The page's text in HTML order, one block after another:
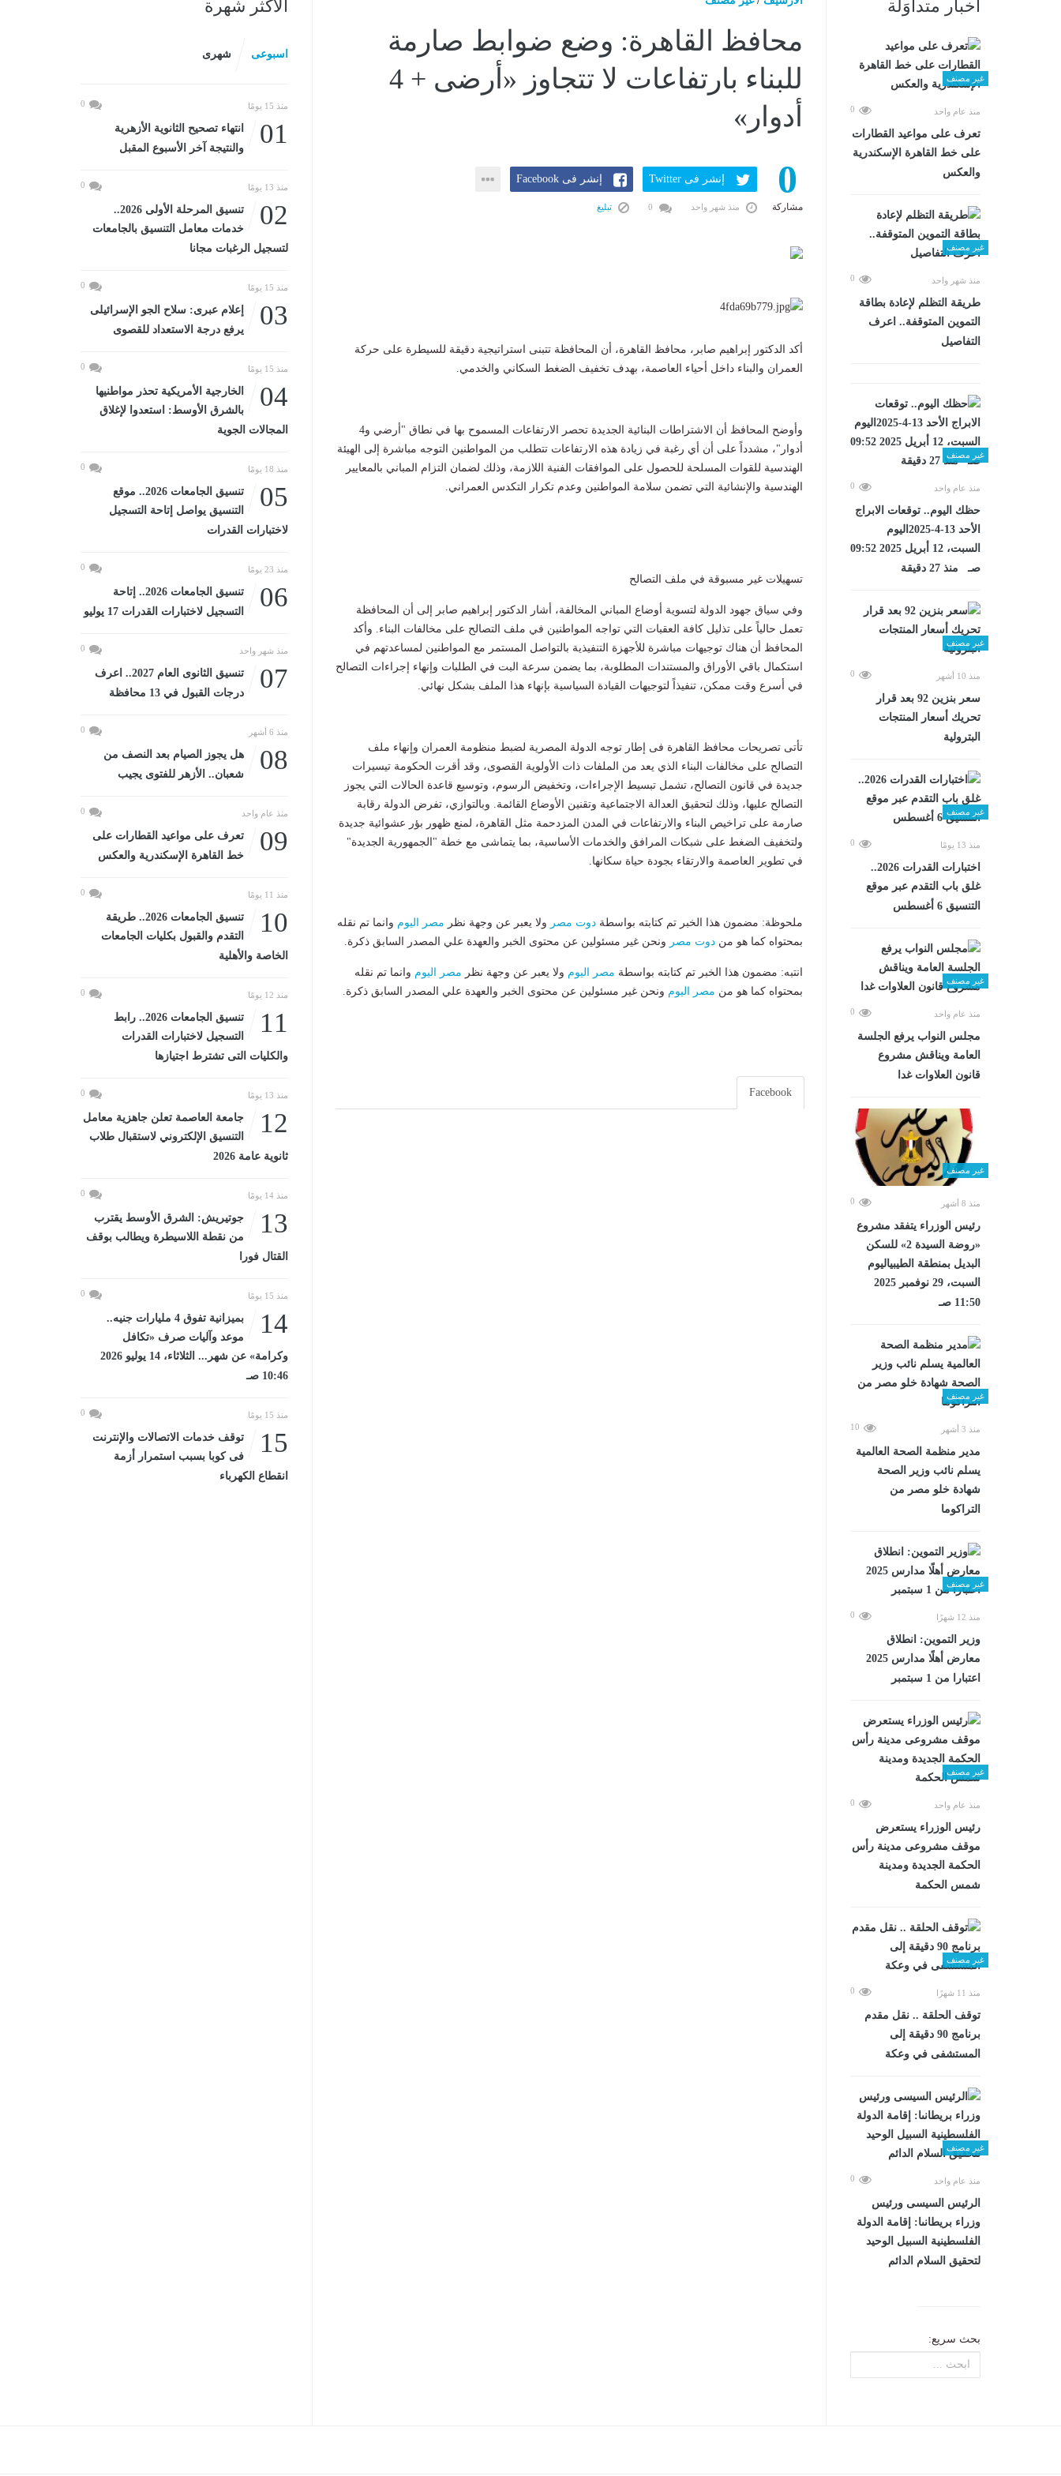
أخبار متداوَلة
غير مصنف
منذ عام واحد 0
تعرف على مواعيد القطارات
على خط القاهرة الإسكندرية
والعكس
غير مصنف
منذ شهر واحد 0
طريقة التظلم لإعادة بطاقة
التموين المتوقفة.. اعرف
التفاصيل
غير مصنف
منذ عام واحد 0
حظك اليوم.. توقعات الابراج
الأحد 13-4-2025اليوم
السبت، 12 أبريل 2025 09:52
صـ منذ 27 دقيقة
غير مصنف
منذ 10 أشهر 0
سعر بنزين 92 بعد قرار
تحريك أسعار المنتجات
البترولية
غير مصنف
منذ 13 يومًا 0
اختبارات القدرات 2026..
غلق باب التقدم عبر موقع
التنسيق 6 أغسطس
غير مصنف
منذ عام واحد 0
مجلس النواب يرفع الجلسة
العامة ويناقش مشروع
قانون العلاوات غدا
غير مصنف
منذ 8 أشهر 0
رئيس الوزراء يتفقد مشروع
«روضة السيدة 2» للسكن
البديل بمنطقة الطيبياليوم
السبت، 29 نوفمبر 2025
11:50 صـ
غير مصنف
منذ 3 أشهر 10
مدير منظمة الصحة العالمية
يسلم نائب وزير الصحة
شهادة خلو مصر من
التراكوما
غير مصنف
منذ 12 شهرًا 0
وزير التموين: انطلاق
معارض أهلًا مدارس 2025
اعتبارا من 1 سبتمبر
غير مصنف
منذ عام واحد 0
رئيس الوزراء يستعرض
موقف مشروعى مدينة رأس
الحكمة الجديدة ومدينة
شمس الحكمة
غير مصنف
منذ 11 شهرًا 0
توقف الحلقة .. نقل مقدم
برنامج 90 دقيقة إلى
المستشفى في وعكة
غير مصنف
منذ عام واحد 0
الرئيس السيسى ورئيس
وزراء بريطانىا: إقامة الدولة
الفلسطينية السبيل الوحيد
لتحقيق السلام الدائم
بحث سريع:
​محافظ القاهرة: وضع ضوابط صارمة
للبناء بارتفاعات لا تتجاوز «أرضى + 4
أدوار»
0
مشاركة
إنشر فى Twitter إنشر فى Facebook
منذ شهر واحد تبليغ
​أكد الدكتور إبراهيم صابر، محافظ القاهرة، أن المحافظة تتبنى استراتيجية دقيقة للسيطرة على حركة
العمران والبناء داخل أحياء العاصمة، بهدف تخفيف الضغط السكاني والخدمي.
وأوضح المحافظ أن الاشتراطات البنائية الجديدة تحصر الارتفاعات المسموح بها في نطاق "أرضي و4
أدوار"، مشدداً على أن أي رغبة في زيادة هذه الارتفاعات تتطلب من المواطنين التوجه مباشرة إلى الهيئة
الهندسية للقوات المسلحة للحصول على الموافقات الفنية اللازمة، وذلك لضمان التزام المباني بالمعايير
الهندسية والإنشائية التي تضمن سلامة المواطنين وعدم تكرار التكدس العمراني.
​تسهيلات غير مسبوقة في ملف التصالح
​وفي سياق جهود الدولة لتسوية أوضاع المباني المخالفة، أشار الدكتور إبراهيم صابر إلى أن المحافظة
تعمل حالياً على تذليل كافة العقبات التي تواجه المواطنين في ملف التصالح على مخالفات البناء. وأكد
المحافظ أن هناك توجيهات مباشرة للأجهزة التنفيذية بالتواصل المستمر مع المواطنين لمساعدتهم في
استكمال باقي الأوراق والمستندات المطلوبة، بما يضمن سرعة البت في الطلبات وإنهاء إجراءات التصالح
في أسرع وقت ممكن، تنفيذاً لتوجيهات القيادة السياسية بإنهاء هذا الملف بشكل نهائي.
​تأتى تصريحات محافظ القاهرة فى إطار توجه الدولة المصرية لضبط منظومة العمران وإنهاء ملف
التصالح على مخالفات البناء الذي يعد من الملفات ذات الأولوية القصوى، وقد أقرت الحكومة تيسيرات
جديدة في قانون التصالح، تشمل تبسيط الإجراءات، وتخفيض الرسوم، وتوسيع قاعدة الحالات التي يجوز
التصالح عليها، وذلك لتحقيق العدالة الاجتماعية وتقنين الأوضاع القائمة. وبالتوازي، تفرض الدولة رقابة
صارمة على تراخيص البناء والارتفاعات في المدن المزدحمة مثل القاهرة، لمنع ظهور بؤر عشوائية جديدة
ولتخفيف الضغط على شبكات المرافق والخدمات الأساسية، بما يتماشى مع خطة "الجمهورية الجديدة"
في تطوير العاصمة والارتقاء بجودة حياة سكانها.
ملحوظة: مضمون هذا الخبر تم كتابته بواسطة دوت مصر ولا يعبر عن وجهة نظر مصر اليوم وانما تم نقله
بمحتواه كما هو من دوت مصر ونحن غير مسئولين عن محتوى الخبر والعهدة علي المصدر السابق ذكرة.
انتبه: مضمون هذا الخبر تم كتابته بواسطة مصر اليوم ولا يعبر عن وجهة نظر مصر اليوم وانما تم نقله
بمحتواه كما هو من مصر اليوم ونحن غير مسئولين عن محتوى الخبر والعهدة علي المصدر السابق ذكرة.
Facebook
الأكثر شهرة
اسبوعى شهرى
منذ 15 يومًا 0
01
انتهاء تصحيح الثانوية الأزهرية
والنتيجة آخر الأسبوع المقبل
منذ 13 يومًا 0
02
تنسيق المرحلة الأولى 2026..
خدمات معامل التنسيق بالجامعات
لتسجيل الرغبات مجانا
منذ 15 يومًا 0
03
إعلام عبرى: سلاح الجو الإسرائيلى
يرفع درجة الاستعداد للقصوى
منذ 15 يومًا 0
04
الخارجية الأمريكية تحذر مواطنيها
بالشرق الأوسط: استعدوا لإغلاق
المجالات الجوية
منذ 18 يومًا 0
05
تنسيق الجامعات 2026.. موقع
التنسيق يواصل إتاحة التسجيل
لاختبارات القدرات
منذ 23 يومًا 0
06
تنسيق الجامعات 2026.. إتاحة
التسجيل لاختبارات القدرات 17 يوليو
منذ شهر واحد 0
07
تنسيق الثانوى العام 2027.. اعرف
درجات القبول في 13 محافظة
منذ 6 أشهر 0
08
هل يجوز الصيام بعد النصف من
شعبان.. الأزهر للفتوى يجيب
منذ عام واحد 0
09
تعرف على مواعيد القطارات على
خط القاهرة الإسكندرية والعكس
منذ 11 يومًا 0
10
تنسيق الجامعات 2026.. طريقة
التقدم والقبول بكليات الجامعات
الخاصة والأهلية
منذ 12 يومًا 0
11
تنسيق الجامعات 2026.. رابط
التسجيل لاختبارات القدرات
والكليات التى تشترط اجتيازها
منذ 13 يومًا 0
12
جامعة العاصمة تعلن جاهزية معامل
التنسيق الإلكتروني لاستقبال طلاب
ثانوية عامة 2026
منذ 14 يومًا 0
13
جوتيريش: الشرق الأوسط يقترب
من نقطة اللاسيطرة ويطالب بوقف
القتال فورا
منذ 15 يومًا 0
14
بميزانية تفوق 4 مليارات جنيه..
موعد وآليات صرف «تكافل
وكرامة» عن شهر... الثلاثاء، 14 يوليو 2026
10:46 صـ
منذ 15 يومًا 0
15
توقف خدمات الاتصالات والإنترنت
فى كوبا بسبب استمرار أزمة
انقطاع الكهرباء